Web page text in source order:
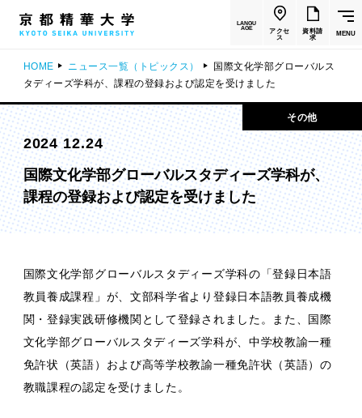
LANGU
AGE
アクセ
ス
資料請
求
MENU
HOME ニュース一覧（トピックス）
国際文化学部グローバルス
タディーズ学科が、課程の登録および認定を受けました
その他
2024 12.24
国際文化学部グローバルスタディーズ学科が、
課程の登録および認定を受けました
国際文化学部グローバルスタディーズ学科の「登録日本語
教員養成課程」が、文部科学省より登録日本語教員養成機
関・登録実践研修機関として登録されました。また、国際
文化学部グローバルスタディーズ学科が、中学校教諭一種
免許状（英語）および高等学校教諭一種免許状（英語）の
教職課程の認定を受けました。